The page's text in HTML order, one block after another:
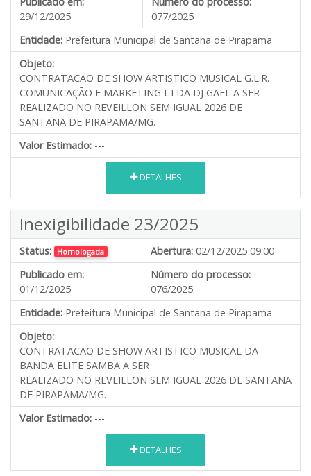
29/12/2025
077/2025
Entidade: Prefeitura Municipal de Santana de Pirapama
Objeto:
CONTRATACAO DE SHOW ARTISTICO MUSICAL G.L.R.
COMUNICAÇÃO E MARKETING LTDA DJ GAEL A SER
REALIZADO NO REVEILLON SEM IGUAL 2026 DE
SANTANA DE PIRAPAMA/MG.
Valor Estimado: ---
DETALHES
Inexigibilidade 23/2025
Status: Homologada Abertura: 02/12/2025 09:00
Publicado em:
01/12/2025
Número do processo:
076/2025
Entidade: Prefeitura Municipal de Santana de Pirapama
Objeto:
CONTRATACAO DE SHOW ARTISTICO MUSICAL DA
BANDA ELITE SAMBA A SER
REALIZADO NO REVEILLON SEM IGUAL 2026 DE SANTANA
DE PIRAPAMA/MG.
Valor Estimado: ---
DETALHES